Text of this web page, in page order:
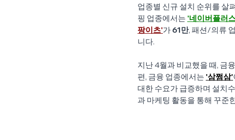
업종별 신규 설치 순위를 살
핑 업종에서는 '네이버플러
팡이츠'가 61만, 패션/의류
니다.
지난 4월과 비교했을 때, 금
편, 금융 업종에서는 '삼쩜삼'
대한 수요가 급증하며 설치
과 마케팅 활동을 통해 꾸준